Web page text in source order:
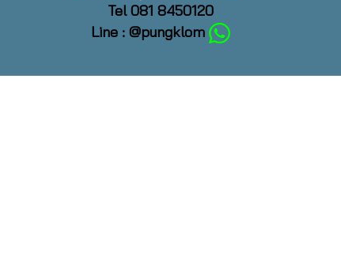
Tel 081 8450120
Line : @pungklom